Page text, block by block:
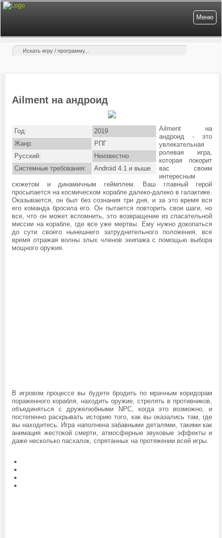
Меню
Ailment на андроид
Год:
2019
Жанр:
РПГ
Русский:
Неизвестно
Системные требования:
Android 4.1 и выше
Ailment на
андроид - это
увлекательная
ролевая игра,
которая покорит
вас своим
интересным
сюжетом и динамичным геймплем. Ваш главный герой
просыпается на космическом корабле далеко-далеко в галактике.
Оказывается, он был без сознания три дня, и за это время вся
его команда бросила его. Он пытается повторить свои шаги, но
все, что он может вспомнить, это возвращение из спасательной
миссии на корабле, где все уже мертвы. Ему нужно докопаться
до сути своего нынешнего затруднительного положения, все
время отражая волны злых членов экипажа с помощью выбора
мощного оружия.
В игровом процессе вы будете бродить по мрачным коридорам
пораженного корабля, находить оружие, стрелять в противников,
объединяться с дружелюбными NPC, когда это возможно, и
постепенно раскрывать историю того, как вы оказались там, где
вы находитесь. Игра наполнена забавными деталями, такими как
анимация жестокой смерти, атмосферные звуковые эффекты и
даже несколько пасхалок, спрятанных на протяжении всей игры.